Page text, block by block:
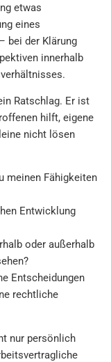
etwas
eines
bei der Klärung
innerhalb
Ratschlag. Er ist
hilft, eigene
nicht lösen
meinen Fähigkeiten
Entwicklung
oder außerhalb
Entscheidungen
rechtliche
nur persönlich